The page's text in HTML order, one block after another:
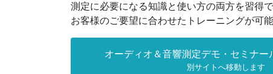
測定に必要になる知識と使い方の両方を習得で
お客様のご要望に合わせたトレーニングが可
オーディオ＆音響測定デモ・セミナー
別サイトへ移動します